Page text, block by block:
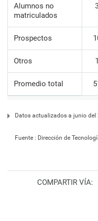
Alumnos no
matriculados
Prospectos
Otros
Promedio total
Datos actualizados a junio del
Fuente : Dirección de
COMPARTIR VÍA: